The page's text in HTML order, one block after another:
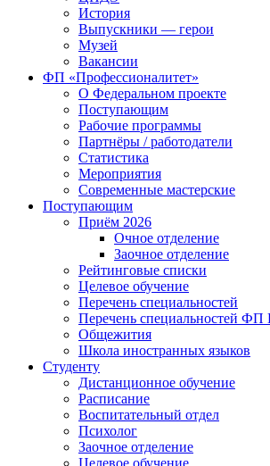
История
Выпускники — герои
Музей
Вакансии
ФП «Профессионалитет»
О Федеральном проекте
Поступающим
Рабочие программы
Партнёры / работодатели
Статистика
Мероприятия
Современные мастерские
Поступающим
Приём 2026
Очное отделение
Заочное отделение
Рейтинговые списки
Целевое обучение
Перечень специальностей
Перечень специальностей ФП
Общежития
Школа иностранных языков
Студенту
Дистанционное обучение
Расписание
Воспитательный отдел
Психолог
Заочное отделение
Целевое обучение